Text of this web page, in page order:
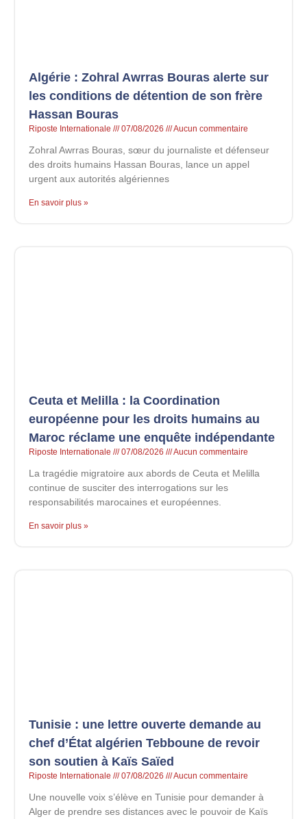
Algérie : Zohral Awrras Bouras alerte sur
les conditions de détention de son frère
Hassan Bouras
Riposte Internationale 07/08/2026 Aucun commentaire
Zohral Awrras Bouras, sœur du journaliste et défenseur
des droits humains Hassan Bouras, lance un appel
urgent aux autorités algériennes
En savoir plus »
Ceuta et Melilla : la Coordination
européenne pour les droits humains au
Maroc réclame une enquête indépendante
Riposte Internationale 07/08/2026 Aucun commentaire
La tragédie migratoire aux abords de Ceuta et Melilla
continue de susciter des interrogations sur les
responsabilités marocaines et européennes.
En savoir plus »
Tunisie : une lettre ouverte demande au
chef d’État algérien Tebboune de revoir
son soutien à Kaïs Saïed
Riposte Internationale 07/08/2026 Aucun commentaire
Une nouvelle voix s’élève en Tunisie pour demander à
Alger de prendre ses distances avec le pouvoir de Kaïs